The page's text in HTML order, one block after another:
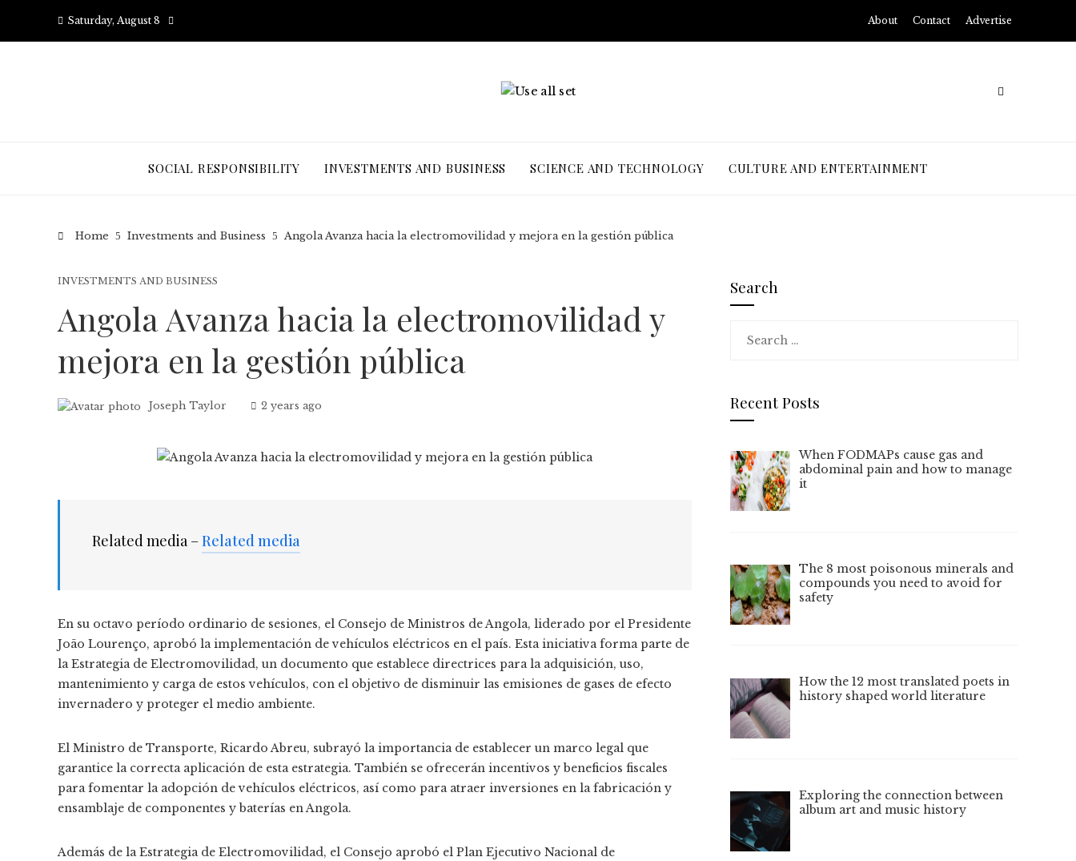
Saturday, August 8 About Contact Advertise
SOCIAL RESPONSIBILITY INVESTMENTS AND BUSINESS SCIENCE AND TECHNOLOGY CULTURE AND ENTERTAINMENT
Home Investments and Business Angola Avanza hacia la electromovilidad y mejora en la gestión pública
INVESTMENTS AND BUSINESS
Angola Avanza hacia la electromovilidad y
mejora en la gestión pública
Joseph Taylor 2 years ago
Related media –Related media
En su octavo período ordinario de sesiones, el Consejo de Ministros de Angola, liderado por el Presidente
João Lourenço, aprobó la implementación de vehículos eléctricos en el país. Esta iniciativa forma parte de
la Estrategia de Electromovilidad, un documento que establece directrices para la adquisición, uso,
mantenimiento y carga de estos vehículos, con el objetivo de disminuir las emisiones de gases de efecto
invernadero y proteger el medio ambiente.
El Ministro de Transporte, Ricardo Abreu, subrayó la importancia de establecer un marco legal que
garantice la correcta aplicación de esta estrategia. También se ofrecerán incentivos y beneficios fiscales
para fomentar la adopción de vehículos eléctricos, así como para atraer inversiones en la fabricación y
ensamblaje de componentes y baterías en Angola.
Además de la Estrategia de Electromovilidad, el Consejo aprobó el Plan Ejecutivo Nacional de
Search
for:
Recent Posts
When FODMAPs cause gas and
abdominal pain and how to manage
it
The 8 most poisonous minerals and
compounds you need to avoid for
safety
How the 12 most translated poets in
history shaped world literature
Exploring the connection between
album art and music history